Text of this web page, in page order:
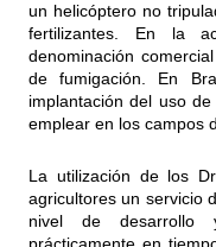
un helicóptero no
fertilizantes. En la
denominación
de fumigación. En
implantación del uso
emplear en los campos
La utilización de los
agricultores un servicio
nivel de desarrollo